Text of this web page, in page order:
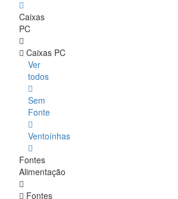
Caixas
PC
Caixas PC
Ver
todos
Sem
Fonte
Ventoínhas
Fontes
Alimentação
Fontes